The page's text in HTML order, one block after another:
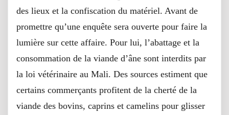
des lieux et la confiscation du matériel. Avant de
promettre qu’une enquête sera ouverte pour faire la
lumière sur cette affaire. Pour lui, l’abattage et la
consommation de la viande d’âne sont interdits par
la loi vétérinaire au Mali. Des sources estiment que
certains commerçants profitent de la cherté de la
viande des bovins, caprins et camelins pour glisser